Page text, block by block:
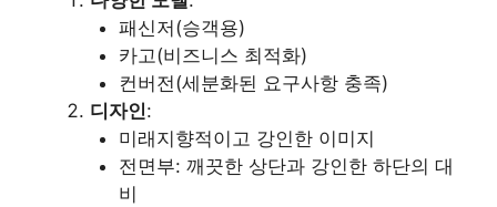
패신저(승객용)
카고(비즈니스 최적화)
컨버전(세분화된 요구사항 충족)
디자인:
미래지향적이고 강인한 이미지
전면부: 깨끗한 상단과 강인한 하단의 대
비